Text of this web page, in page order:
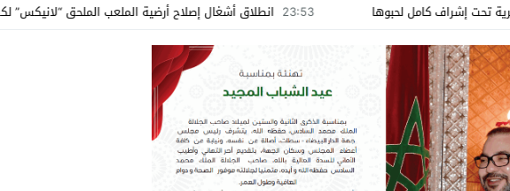
23:53 انطلاق أشغال إصلاح أرضية الملعب الملحق “لانيكس” لكرة القدم بسطات